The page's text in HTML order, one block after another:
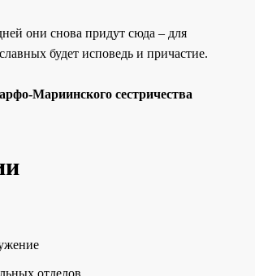
они снова придут сюда – для
будет исповедь и причастие.
Мариинского сестричества
отделов